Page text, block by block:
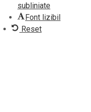
subliniate
Font lizibil
Reset